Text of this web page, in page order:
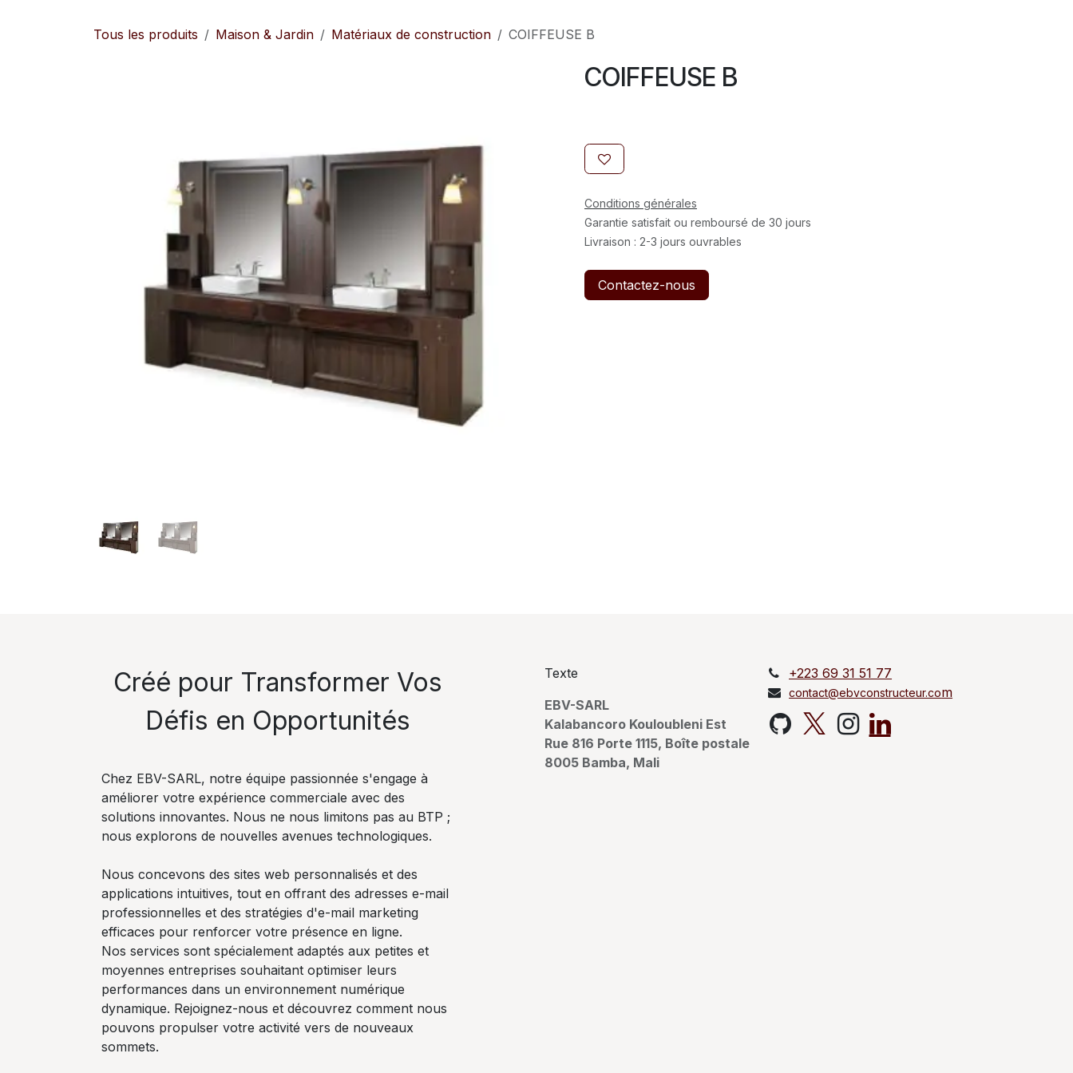
Tous les produits
Maison & Jardin Matériaux de construction COIFFEUSE B
COIFFEUSE B
Conditions générales
Garantie satisfait ou remboursé de 30 jours
Livraison : 2-3 jours ouvrables
Contactez-nous
Créé pour Transformer Vos
Défis en Opportunités
Chez EBV-SARL, notre équipe passionnée s'engage à
améliorer votre expérience commerciale avec des
solutions innovantes. Nous ne nous limitons pas au BTP ;
nous explorons de nouvelles avenues technologiques.
Nous concevons des sites web personnalisés et des
applications intuitives, tout en offrant des adresses e-mail
professionnelles et des stratégies d'e-mail marketing
efficaces pour renforcer votre présence en ligne.
Nos services sont spécialement adaptés aux petites et
moyennes entreprises souhaitant optimiser leurs
performances dans un environnement numérique
dynamique. Rejoignez-nous et découvrez comment nous
pouvons propulser votre activité vers de nouveaux
sommets.
Texte
EBV-SARL
Kalabancoro Kouloubleni Est
Rue 816 Porte 1115, Boîte postale
8005 Bamba, Mali
+223 69 31 51 77
contact@ebvconstructeur.com